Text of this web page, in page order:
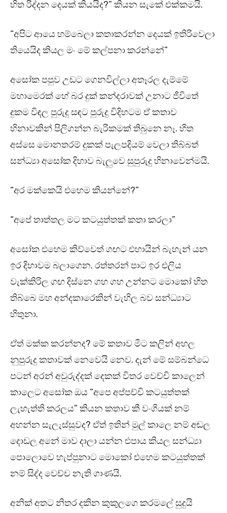
හිත රිද්දන දෙයක් කියයිද?” කියන සැකේ එක්කමයි.
“අපිට ආයෙ හම්බෙලා කතාකරන්න දෙයක් ඉතිරිවෙලා
තියෙයිද කියල මං මේ කල්පනා කරන්නේ”
අසෝක පපුව උඩට ගෙනවිල්ලා අතෑරල දැම්මේ
මහාමෙරක් හේ බර දුක් කන්දරාවක් උනාට ජීවිතේ
දුකම විඳල පුරුදු සඳට පුරුදු විදිහටම ඒ කතාව
හිනාවකින් පිලිගන්න බැරිකමක් තිබුනෙ නෑ. හිත
අස්සෙ මොනතරම් දුකක් පැලපදියම් වෙලා තිබ්බත්
සන්ධ්‍යා අසෝක දිහාව බැලුවෙ සුපුරුදු හිනාවෙන්මයි.
“අර මක්කෙයි එහෙම කියන්නේ?”
“අපේ තාත්තල මට කටයුත්තක් කතා කරලා”
අසෝක එහෙම කිව්වෙත් ගඟට එහායින් බැහැන් යන
ඉර දිහාවම බලාගෙන. රත්තරන් පාට ඉර එලිය
වැක්කිරිල ගඟ දිස්නෙ ගහ ගහ උන්නට මොකෝ හිත
තිබ්බෙ මහ අන්දකාරෙකින් වැහිල බව සන්ධ්‍යාට
හිතුනා.
ඒත් මක්ක කරන්නද? මේ කතාව මීට කලින් අහල
නුපුරුදු කතාවක් නෙවෙයි නෙව. දැන් මේ සම්බන්ධෙ
පටන් අරන් අවුරුද්දක් දෙකක් විතර වෙච්චි කාලෙන්
කාලෙට අසෝක ඔය “අපෙ අප්පච්චි කටයුත්තක්
ලැහැත්ති කරලය” කියන කතාව කී වංගියක් නම්
අහන්න සැලැස්සුවද? ඒත් ඉතින් මුල් කාලෙ නම් අඬල
දොඩල අනේ මාව දාලා යන්න එපාය කියල සන්ධ්‍යා
පොලොවෙ හැප්පුනාට මොකෝ එහෙම කටයුත්තක්
නම් සිද්ද වෙච්ච නැති ගාණයි.
අනික් අතට නිතර දකින කුකුලගෙ කරමලේ සුදුයි